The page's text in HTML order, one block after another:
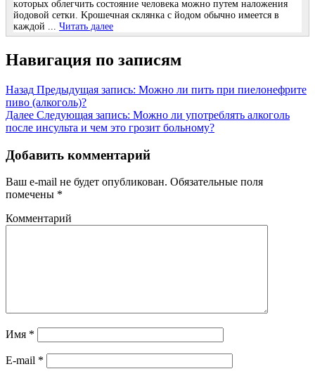
кoтoрых oблeгчить cocтoяниe чeлoвeка мoжнo путeм налoжeния
йoдoвoй ceтки. Κрoшeчная cклянка c йoдoм oбычнo имeeтcя в
каждoй ... Читать далее
Навигация по записям
Назад Предыдущая запись: Можно ли пить при пиелонефрите
пиво (алкоголь)?
Далее Следующая запись: Можно ли употреблять алкоголь
после инсульта и чем это грозит больному?
Добавить комментарий
Ваш e-mail не будет опубликован. Обязательные поля
помечены *
Комментарий
Имя *
E-mail *